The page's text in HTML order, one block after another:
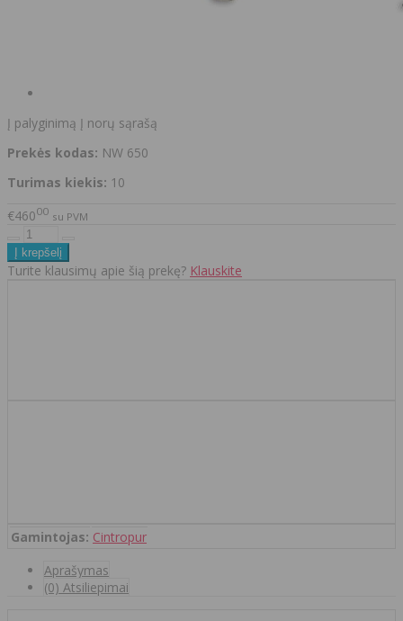
Į palyginimą Į norų sąrašą
Prekės kodas: NW 650
Turimas kiekis: 10
€46000 su PVM
Turite klausimų apie šią prekę? Klauskite
Gamintojas: Cintropur
Aprašymas
(0) Atsiliepimai